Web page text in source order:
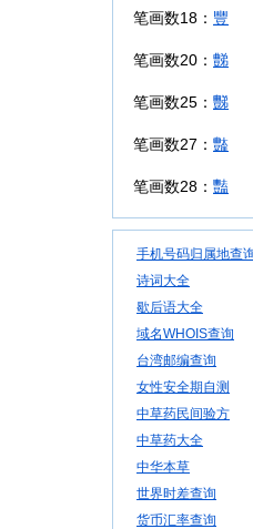
笔画数18： 豐
笔画数20： 豑
笔画数25： 豒
笔画数27： 豓
笔画数28： 豔
手机号码归属地查
诗词大全
歇后语大全
域名WHOIS查询
台湾邮编查询
女性安全期自测
中草药民间验方
中草药大全
中华本草
世界时差查询
货币汇率查询